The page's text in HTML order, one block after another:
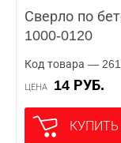
Сверло по
1000-0120
Код товара —
ЦЕНА 14 РУБ.
КУПИТЬ